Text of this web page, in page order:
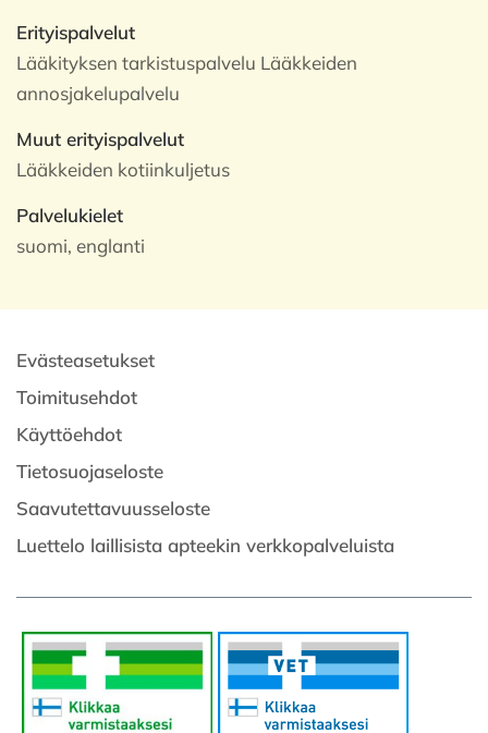
Erityispalvelut
Lääkityksen tarkistuspalvelu Lääkkeiden
annosjakelupalvelu
Muut erityispalvelut
Lääkkeiden kotiinkuljetus
Palvelukielet
suomi, englanti
Evästeasetukset
Toimitusehdot
Käyttöehdot
Tietosuojaseloste
Saavutettavuusseloste
Luettelo laillisista apteekin verkkopalveluista